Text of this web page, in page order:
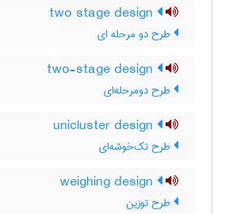
طرح دو مرحله ای
طرح دومرحله‌ای
طرح تک‌خوشه‌ای
طرح توزین